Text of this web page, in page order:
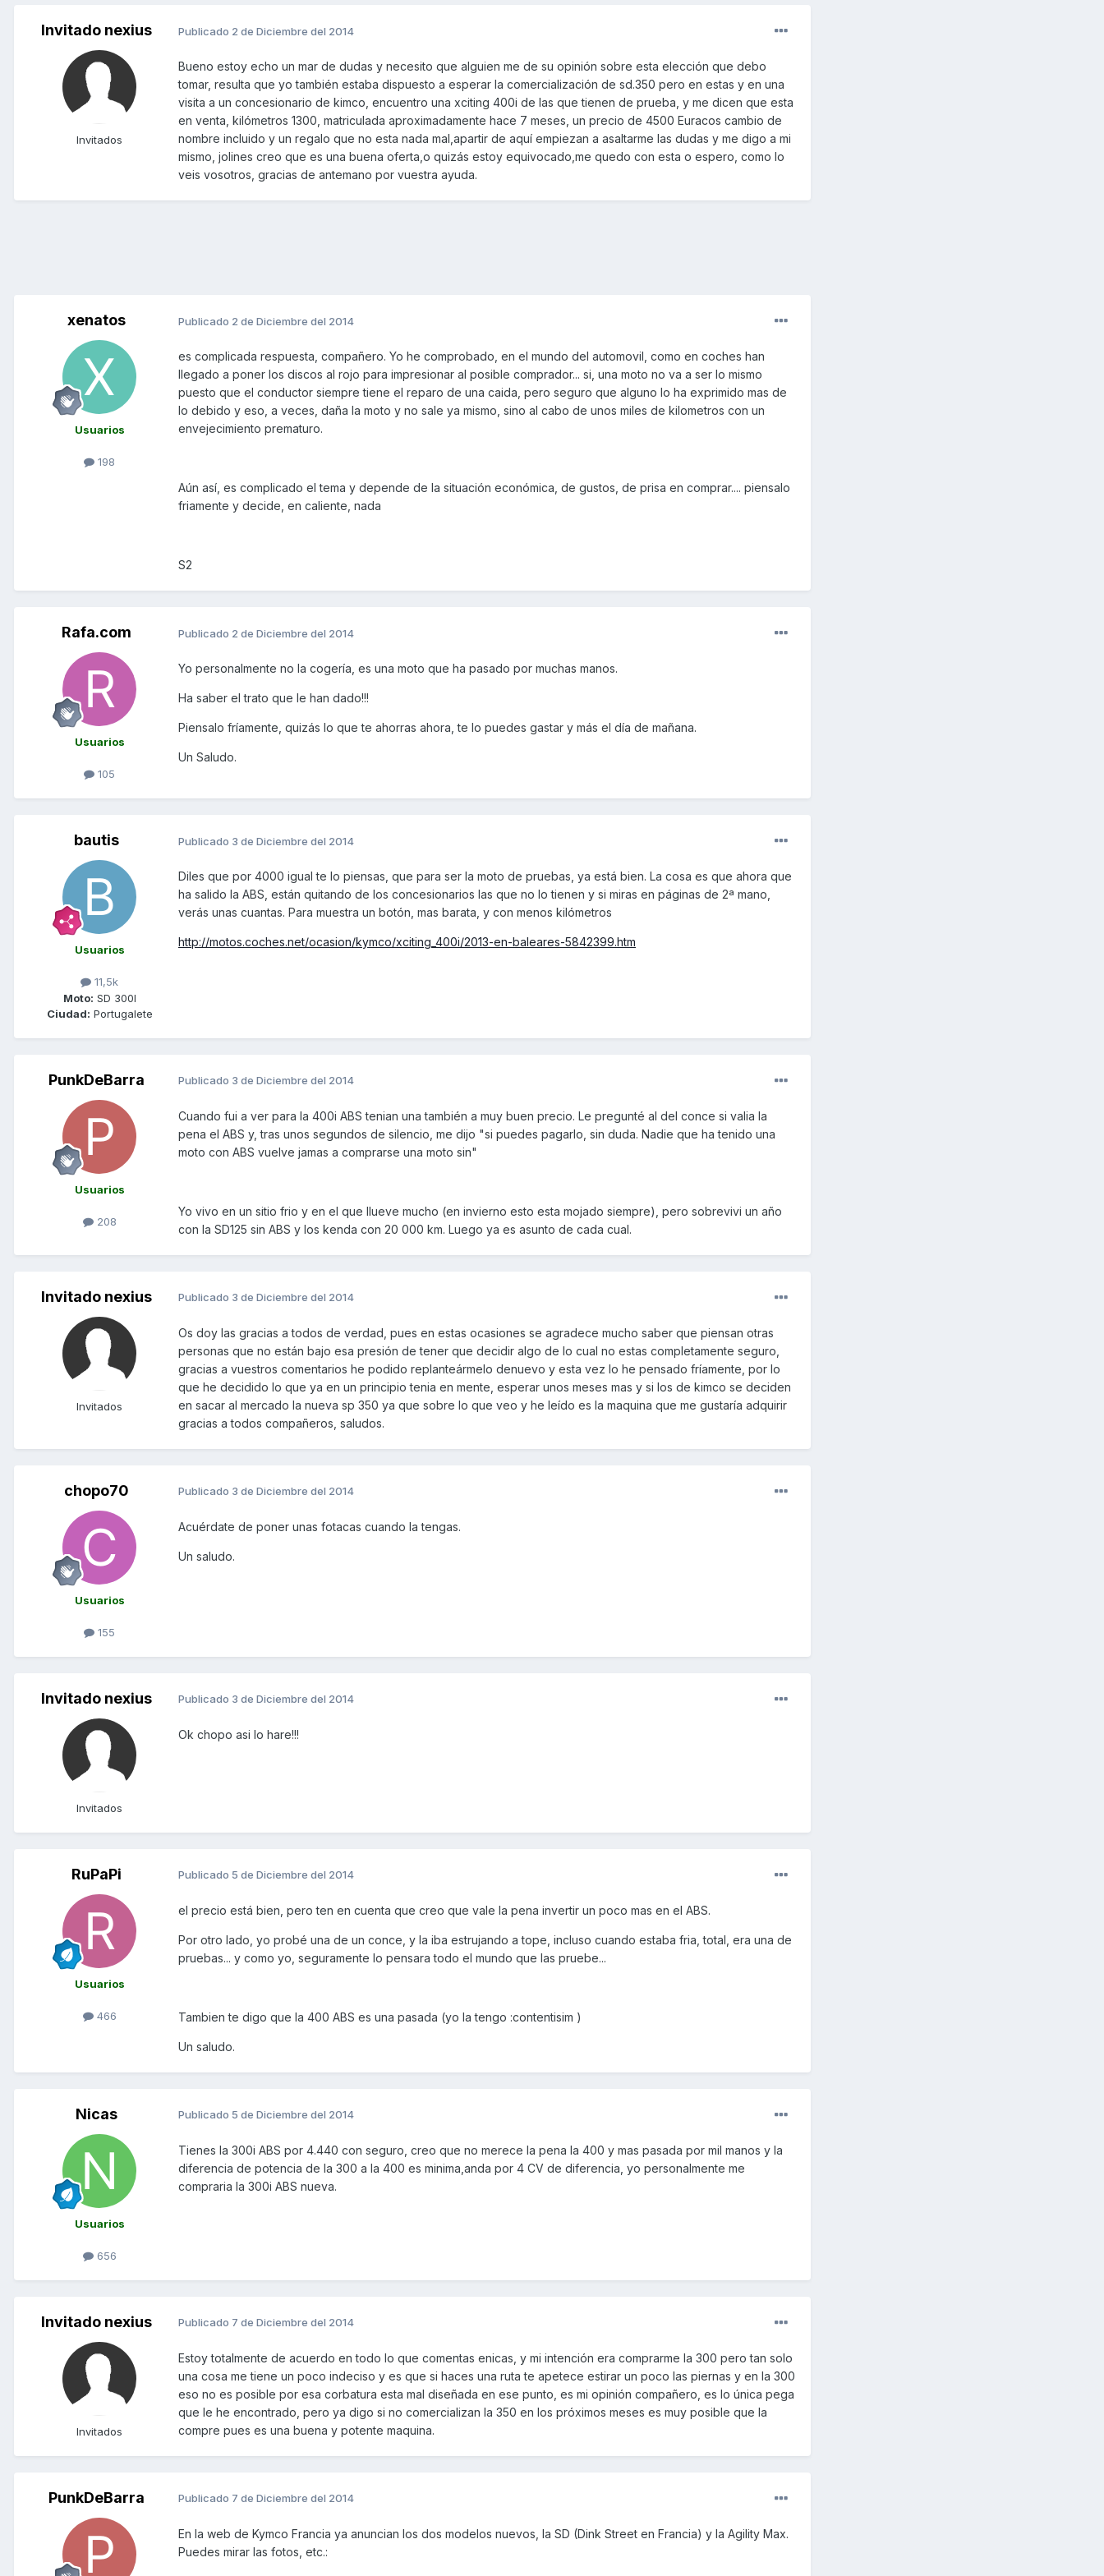
Invitado nexius
Invitados
Publicado 2 de Diciembre del 2014
Bueno estoy echo un mar de dudas y necesito que alguien me de su opinión sobre esta elección que debo
tomar, resulta que yo también estaba dispuesto a esperar la comercialización de sd.350 pero en estas y en una
visita a un concesionario de kimco, encuentro una xciting 400i de las que tienen de prueba, y me dicen que esta
en venta, kilómetros 1300, matriculada aproximadamente hace 7 meses, un precio de 4500 Euracos cambio de
nombre incluido y un regalo que no esta nada mal,apartir de aquí empiezan a asaltarme las dudas y me digo a mi
mismo, jolines creo que es una buena oferta,o quizás estoy equivocado,me quedo con esta o espero, como lo
veis vosotros, gracias de antemano por vuestra ayuda.
xenatos
Usuarios
198
Publicado 2 de Diciembre del 2014
es complicada respuesta, compañero. Yo he comprobado, en el mundo del automovil, como en coches han
llegado a poner los discos al rojo para impresionar al posible comprador... si, una moto no va a ser lo mismo
puesto que el conductor siempre tiene el reparo de una caida, pero seguro que alguno lo ha exprimido mas de
lo debido y eso, a veces, daña la moto y no sale ya mismo, sino al cabo de unos miles de kilometros con un
envejecimiento prematuro.
Aún así, es complicado el tema y depende de la situación económica, de gustos, de prisa en comprar.... piensalo
friamente y decide, en caliente, nada
S2
Rafa.com
Usuarios
105
Publicado 2 de Diciembre del 2014
Yo personalmente no la cogería, es una moto que ha pasado por muchas manos.
Ha saber el trato que le han dado!!!
Piensalo fríamente, quizás lo que te ahorras ahora, te lo puedes gastar y más el día de mañana.
Un Saludo.
bautis
Usuarios
11,5k
Moto: SD 300I
Ciudad: Portugalete
Publicado 3 de Diciembre del 2014
Diles que por 4000 igual te lo piensas, que para ser la moto de pruebas, ya está bien. La cosa es que ahora que
ha salido la ABS, están quitando de los concesionarios las que no lo tienen y si miras en páginas de 2ª mano,
verás unas cuantas. Para muestra un botón, mas barata, y con menos kilómetros
http://motos.coches.net/ocasion/kymco/xciting_400i/2013-en-baleares-5842399.htm
PunkDeBarra
Usuarios
208
Publicado 3 de Diciembre del 2014
Cuando fui a ver para la 400i ABS tenian una también a muy buen precio. Le pregunté al del conce si valia la
pena el ABS y, tras unos segundos de silencio, me dijo "si puedes pagarlo, sin duda. Nadie que ha tenido una
moto con ABS vuelve jamas a comprarse una moto sin"
Yo vivo en un sitio frio y en el que llueve mucho (en invierno esto esta mojado siempre), pero sobrevivi un año
con la SD125 sin ABS y los kenda con 20 000 km. Luego ya es asunto de cada cual.
Invitado nexius
Invitados
Publicado 3 de Diciembre del 2014
Os doy las gracias a todos de verdad, pues en estas ocasiones se agradece mucho saber que piensan otras
personas que no están bajo esa presión de tener que decidir algo de lo cual no estas completamente seguro,
gracias a vuestros comentarios he podido replanteármelo denuevo y esta vez lo he pensado fríamente, por lo
que he decidido lo que ya en un principio tenia en mente, esperar unos meses mas y si los de kimco se deciden
en sacar al mercado la nueva sp 350 ya que sobre lo que veo y he leído es la maquina que me gustaría adquirir
gracias a todos compañeros, saludos.
chopo70
Usuarios
155
Publicado 3 de Diciembre del 2014
Acuérdate de poner unas fotacas cuando la tengas.
Un saludo.
Invitado nexius
Invitados
Publicado 3 de Diciembre del 2014
Ok chopo asi lo hare!!!
RuPaPi
Usuarios
466
Publicado 5 de Diciembre del 2014
el precio está bien, pero ten en cuenta que creo que vale la pena invertir un poco mas en el ABS.
Por otro lado, yo probé una de un conce, y la iba estrujando a tope, incluso cuando estaba fria, total, era una de
pruebas... y como yo, seguramente lo pensara todo el mundo que las pruebe...
Tambien te digo que la 400 ABS es una pasada (yo la tengo :contentisim )
Un saludo.
Nicas
Usuarios
656
Publicado 5 de Diciembre del 2014
Tienes la 300i ABS por 4.440 con seguro, creo que no merece la pena la 400 y mas pasada por mil manos y la
diferencia de potencia de la 300 a la 400 es minima,anda por 4 CV de diferencia, yo personalmente me
compraria la 300i ABS nueva.
Invitado nexius
Invitados
Publicado 7 de Diciembre del 2014
Estoy totalmente de acuerdo en todo lo que comentas enicas, y mi intención era comprarme la 300 pero tan solo
una cosa me tiene un poco indeciso y es que si haces una ruta te apetece estirar un poco las piernas y en la 300
eso no es posible por esa corbatura esta mal diseñada en ese punto, es mi opinión compañero, es lo única pega
que le he encontrado, pero ya digo si no comercializan la 350 en los próximos meses es muy posible que la
compre pues es una buena y potente maquina.
PunkDeBarra Publicado 7 de Diciembre del 2014
En la web de Kymco Francia ya anuncian los dos modelos nuevos, la SD (Dink Street en Francia) y la Agility Max.
Puedes mirar las fotos, etc.: